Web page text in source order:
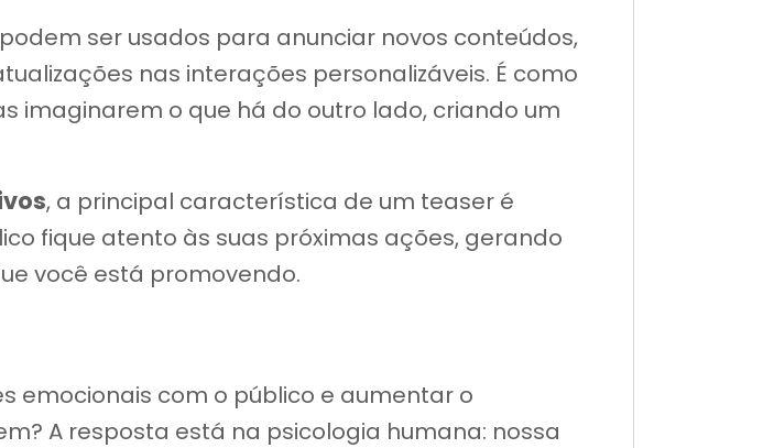
ser usados para anunciar novos conteúdos,
nas interações personalizáveis. É como
imaginarem o que há do outro lado, criando um
, a principal característica de um teaser é
fique atento às suas próximas ações, gerando
você está promovendo.
emocionais com o público e aumentar o
A resposta está na psicologia humana: nossa